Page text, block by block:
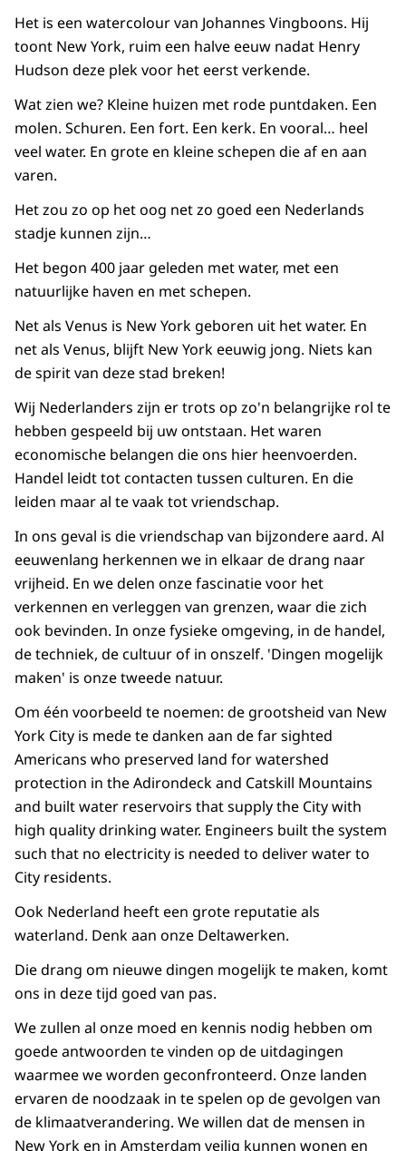
Het is een watercolour van Johannes Vingboons. Hij
toont New York, ruim een halve eeuw nadat Henry
Hudson deze plek voor het eerst verkende.
Wat zien we? Kleine huizen met rode puntdaken. Een
molen. Schuren. Een fort. Een kerk. En vooral… heel
veel water. En grote en kleine schepen die af en aan
varen.
Het zou zo op het oog net zo goed een Nederlands
stadje kunnen zijn…
Het begon 400 jaar geleden met water, met een
natuurlijke haven en met schepen.
Net als Venus is New York geboren uit het water. En
net als Venus, blijft New York eeuwig jong. Niets kan
de spirit van deze stad breken!
Wij Nederlanders zijn er trots op zo'n belangrijke rol te
hebben gespeeld bij uw ontstaan. Het waren
economische belangen die ons hier heenvoerden.
Handel leidt tot contacten tussen culturen. En die
leiden maar al te vaak tot vriendschap.
In ons geval is die vriendschap van bijzondere aard. Al
eeuwenlang herkennen we in elkaar de drang naar
vrijheid. En we delen onze fascinatie voor het
verkennen en verleggen van grenzen, waar die zich
ook bevinden. In onze fysieke omgeving, in de handel,
de techniek, de cultuur of in onszelf. 'Dingen mogelijk
maken' is onze tweede natuur.
Om één voorbeeld te noemen: de grootsheid van New
York City is mede te danken aan de far sighted
Americans who preserved land for watershed
protection in the Adirondeck and Catskill Mountains
and built water reservoirs that supply the City with
high quality drinking water. Engineers built the system
such that no electricity is needed to deliver water to
City residents.
Ook Nederland heeft een grote reputatie als
waterland. Denk aan onze Deltawerken.
Die drang om nieuwe dingen mogelijk te maken, komt
ons in deze tijd goed van pas.
We zullen al onze moed en kennis nodig hebben om
goede antwoorden te vinden op de uitdagingen
waarmee we worden geconfronteerd. Onze landen
ervaren de noodzaak in te spelen op de gevolgen van
de klimaatverandering. We willen dat de mensen in
New York en in Amsterdam veilig kunnen wonen en